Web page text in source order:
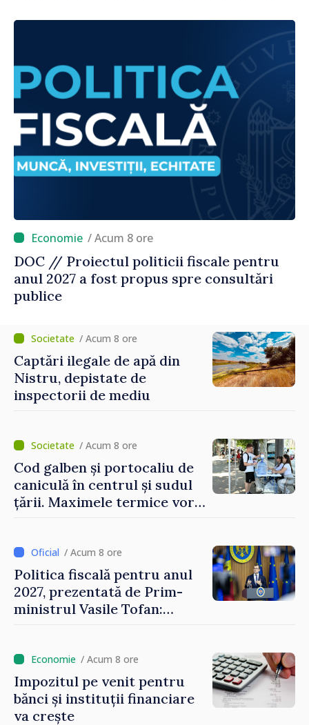
/ Acum 8 ore
DOC // Proiectul politicii fiscale pentru
anul 2027 a fost propus spre consultări
publice
/ Acum 8 ore
Captări ilegale de apă din
Nistru, depistate de
inspectorii de mediu
/ Acum 8 ore
Cod galben și portocaliu de
caniculă în centrul și sudul
țării. Maximele termice vor
/ Acum 8 ore
Politica fiscală pentru anul
2027, prezentată de Prim-
ministrul Vasile Tofan:
taxare mai echitabilă
/ Acum 8 ore
Impozitul pe venit pentru
bănci și instituții financiare
va crește